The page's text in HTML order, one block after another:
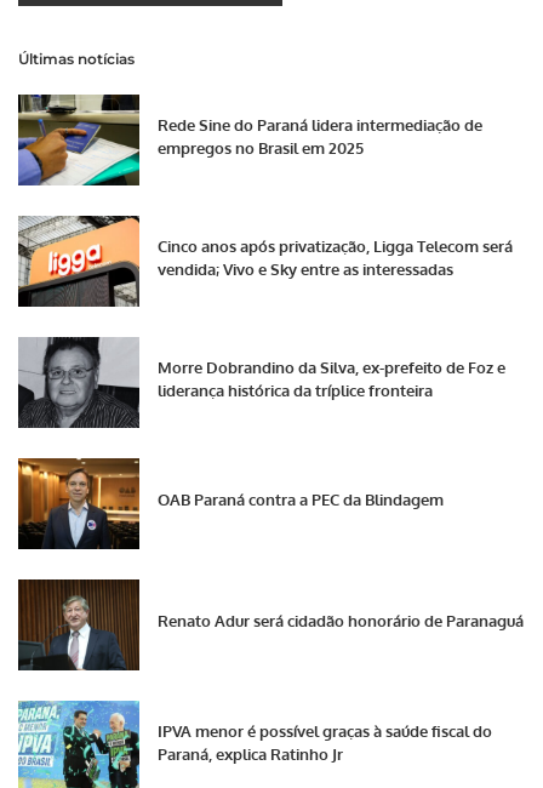
Últimas notícias
Rede Sine do Paraná lidera intermediação de
empregos no Brasil em 2025
Cinco anos após privatização, Ligga Telecom será
vendida; Vivo e Sky entre as interessadas
Morre Dobrandino da Silva, ex-prefeito de Foz e
liderança histórica da tríplice fronteira
OAB Paraná contra a PEC da Blindagem
Renato Adur será cidadão honorário de Paranaguá
IPVA menor é possível graças à saúde fiscal do
Paraná, explica Ratinho Jr